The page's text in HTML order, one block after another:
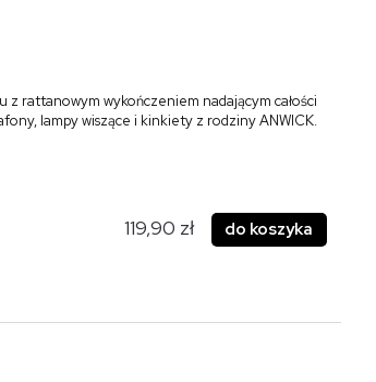
rattanowym wykończeniem nadającym całości
lampy wiszące i kinkiety z rodziny ANWICK.
119,90 zł do koszyka